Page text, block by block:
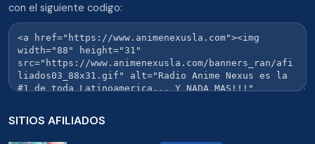
con el siguiente codigo:
SITIOS AFILIADOS